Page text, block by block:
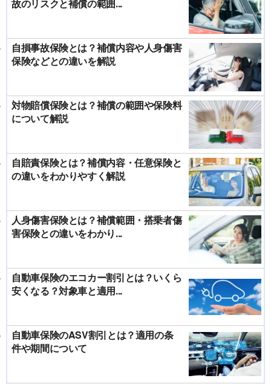
故のリスクと補償の範囲...
自損事故保険とは？補償内容や人身傷害
保険などとの違いを解説
対物賠償保険とは？補償の範囲や保険料
について解説
自賠責保険とは？補償内容・任意保険と
の違いをわかりやすく解説
人身傷害保険とは？補償範囲・搭乗者傷
害保険との違いをわかり...
自動車保険のエコカー割引とは？いくら
安くなる？対象車と適用...
自動車保険のASV割引とは？適用の条
件や期間について